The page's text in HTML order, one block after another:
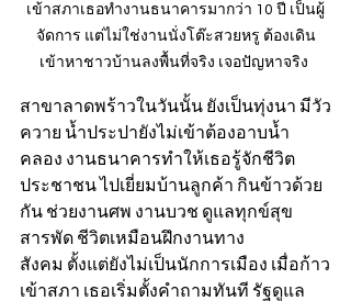
เข้าสภาเธอทำงานธนาคารมากว่า 10 ปี เป็นผู้
จัดการ แต่ไม่ใช่งานนั่งโต๊ะสวยหรู ต้องเดิน
เข้าหาชาวบ้านลงพื้นที่จริง เจอปัญหาจริง
สาขาลาดพร้าวในวันนั้น ยังเป็นทุ่งนา มีวัว
ควาย น้ำประปายังไม่เข้าต้องอาบน้ำ
คลอง งานธนาคารทำให้เธอรู้จักชีวิต
ประชาชน ไปเยี่ยมบ้านลูกค้า กินข้าวด้วย
กัน ช่วยงานศพ งานบวช ดูแลทุกข์สุข
สารพัด ชีวิตเหมือนฝึกงานทาง
สังคม ตั้งแต่ยังไม่เป็นนักการเมือง เมื่อก้าว
เข้าสภา เธอเริ่มตั้งคำถามทันที รัฐดูแล